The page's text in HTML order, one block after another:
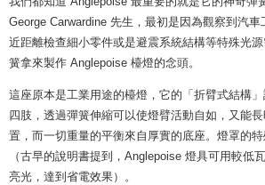
George Carwardine 先生，最初是因為觀察到汽
近距離檢查細小零件或是避震系統結構等特殊光
簧拿來製作 Anglepoise 檯燈的念頭。
這座原本是工業用途的檯燈，它的「折臂式結構
四肢，透過彈簧伸縮可以使燈臂活動自如，又能
置，而一切重量的平衡來自厚實的底座。燈罩的
（古早的說明書提到，Anglepoise 燈具可用較低
亮光，達到省電效果）。